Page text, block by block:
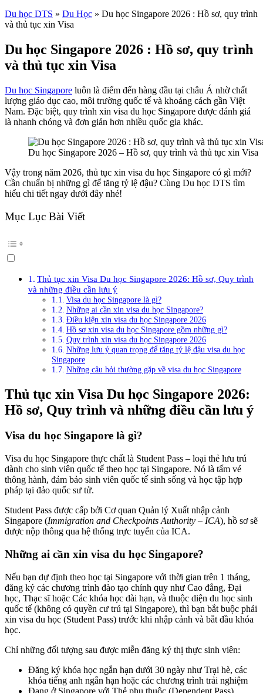
Du học DTS » Du Học » Du học Singapore 2026 : Hồ sơ, quy trình
và thủ tục xin Visa
Du học Singapore 2026 : Hồ sơ, quy trình
và thủ tục xin Visa
Du học Singapore luôn là điểm đến hàng đầu tại châu Á nhờ chất
lượng giáo dục cao, môi trường quốc tế và khoảng cách gần Việt
Nam. Đặc biệt, quy trình xin visa du học Singapore được đánh giá
là nhanh chóng và đơn giản hơn nhiều quốc gia khác.
Du học Singapore 2026 – Hồ sơ, quy trình và thủ tục xin Visa
Vậy trong năm 2026, thủ tục xin visa du học Singapore có gì mới?
Cần chuẩn bị những gì để tăng tỷ lệ đậu? Cùng Du học DTS tìm
hiểu chi tiết ngay dưới đây nhé!
Mục Lục Bài Viết
Thủ tục xin Visa Du học Singapore 2026: Hồ sơ, Quy trình
và những điều cần lưu ý
Visa du học Singapore là gì?
Những ai cần xin visa du học Singapore?
Điều kiện xin visa du học Singapore 2026
Hồ sơ xin visa du học Singapore gồm những gì?
Quy trình xin visa du học Singapore 2026
Những lưu ý quan trọng để tăng tỷ lệ đậu visa du học
Singapore
Những câu hỏi thường gặp về visa du học Singapore
Thủ tục xin Visa Du học Singapore 2026:
Hồ sơ, Quy trình và những điều cần lưu ý
Visa du học Singapore là gì?
Visa du học Singapore thực chất là Student Pass – loại thẻ lưu trú
dành cho sinh viên quốc tế theo học tại Singapore. Nó là tấm vé
thông hành, đảm bảo sinh viên quốc tế sinh sống và học tập hợp
pháp tại đảo quốc sư tử.
Student Pass được cấp bởi Cơ quan Quản lý Xuất nhập cảnh
Singapore (Immigration and Checkpoints Authority – ICA), hồ sơ sẽ
được nộp thông qua hệ thống trực tuyến của ICA.
Những ai cần xin visa du học Singapore?
Nếu bạn dự định theo học tại Singapore với thời gian trên 1 tháng,
đăng ký các chương trình đào tạo chính quy như Cao đẳng, Đại
học, Thạc sĩ hoặc Các khóa học dài hạn, và thuộc diện du học sinh
quốc tế (không có quyền cư trú tại Singapore), thì bạn bắt buộc phải
xin visa du học (Student Pass) trước khi nhập cảnh và bắt đầu khóa
học.
Chỉ những đối tượng sau được miễn đăng ký thị thực sinh viên:
Đăng ký khóa học ngắn hạn dưới 30 ngày như Trại hè, các
khóa tiếng anh ngắn hạn hoặc các chương trình trải nghiệm
Đang ở Singapore với Thẻ phụ thuộc (Dependent Pass)